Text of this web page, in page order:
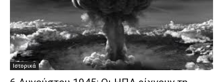
Ιστορικά